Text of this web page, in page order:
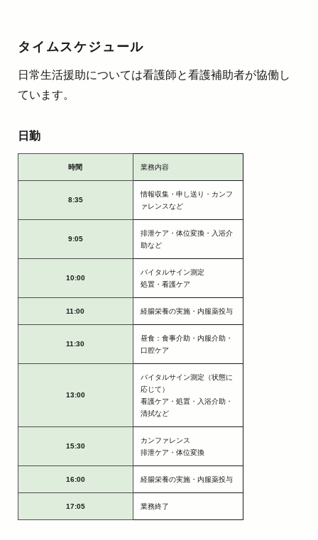
タイムスケジュール
日常生活援助については看護師と看護補助者が協働し
ています。
日勤
時間 業務内容
8:35
情報収集・申し送り・カンフ
ァレンスなど
9:05
排泄ケア・体位変換・入浴介
助など
10:00
バイタルサイン測定
処置・看護ケア
11:00 経腸栄養の実施・内服薬投与
11:30
昼食：食事介助・内服介助・
口腔ケア
13:00
バイタルサイン測定（状態に
応じて）
看護ケア・処置・入浴介助・
清拭など
15:30
カンファレンス
排泄ケア・体位変換
16:00 経腸栄養の実施・内服薬投与
17:05 業務終了